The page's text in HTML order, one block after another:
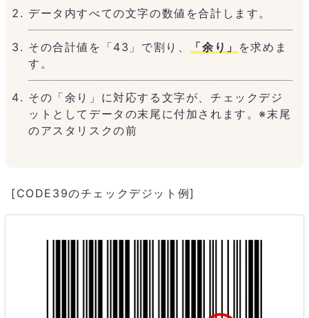
データ内すべての文字の数値を合計します。
その合計値を「43」で割り、 「余り」
を求めま
す。
その「余り」に対応する文字が、チェックデジ
ットとしてデータの末尾に付加されます。※末尾
のアスタリスクの前
[CODE39のチェックデジット例]